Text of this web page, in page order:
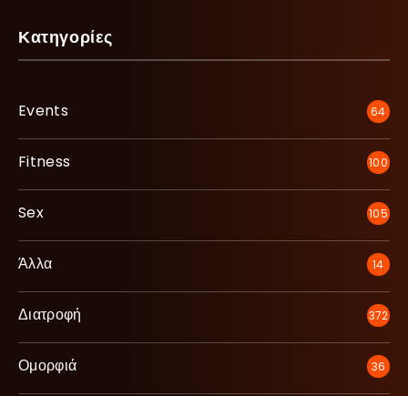
Κατηγορίες
Events 64
Fitness 100
Sex 105
Άλλα 14
Διατροφή 372
Ομορφιά 36